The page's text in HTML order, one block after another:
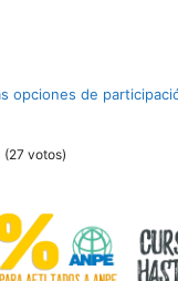
opciones de
votos)